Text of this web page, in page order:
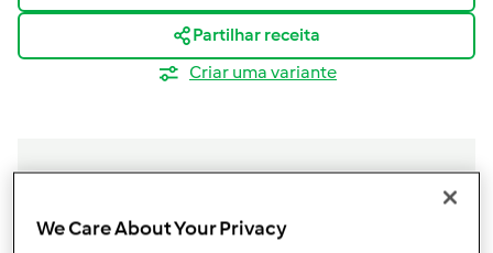
Partilhar receita
Criar uma variante
Ingredientes
We Care About Your Privacy